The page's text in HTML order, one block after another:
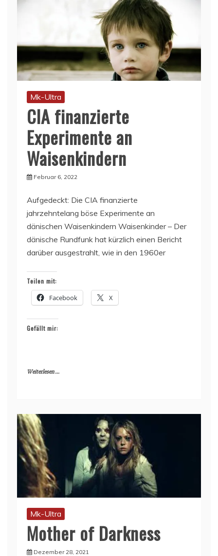
Mk-Ultra
CIA finanzierte
Experimente an
Waisenkindern
Februar 6, 2022
Aufgedeckt: Die CIA finanzierte
jahrzehntelang böse Experimente an
dänischen Waisenkindern Waisenkinder – Der
dänische Rundfunk hat kürzlich einen Bericht
darüber ausgestrahlt, wie in den 1960er
Teilen mit:
Facebook X
Gefällt mir:
Weiterlesen ...
Mk-Ultra
Mother of Darkness
Dezember 28, 2021